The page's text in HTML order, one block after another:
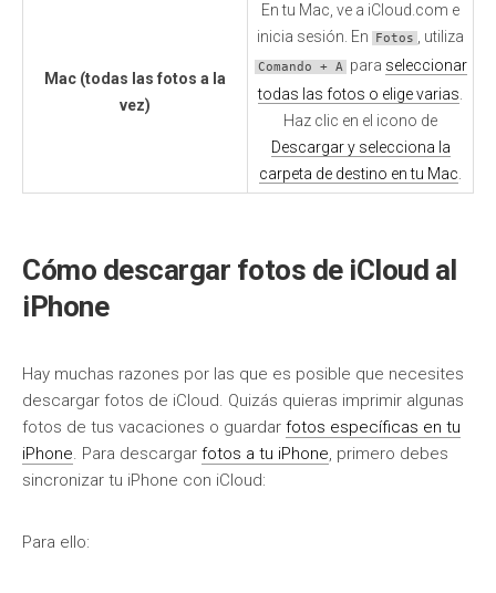
Mac (todas las fotos a la
vez)
En tu Mac, ve a iCloud.com e
inicia sesión. En
Fotos , utiliza
Comando + A para seleccionar
todas las fotos o elige varias
Haz clic en el icono de
Descargar y selecciona la
carpeta de destino en tu Mac
Cómo descargar fotos de iCloud al
iPhone
Hay muchas razones por las que es posible que necesites
descargar fotos de iCloud. Quizás quieras imprimir algunas
fotos de tus vacaciones o guardar fotos específicas en tu
iPhone. Para descargar fotos a tu iPhone, primero debes
sincronizar tu iPhone con iCloud:
Para ello: